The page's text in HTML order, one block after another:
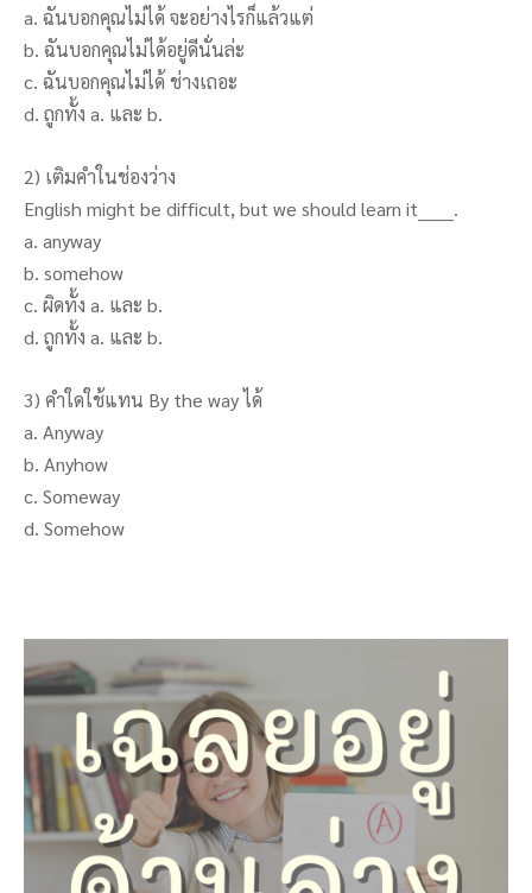
a. ฉันบอกคุณไม่ได้ จะอย่างไรก็แล้วแต่
b. ฉันบอกคุณไม่ได้อยู่ดีนั่นล่ะ
c. ฉันบอกคุณไม่ได้ ช่างเถอะ
d. ถูกทั้ง a. และ b.
2) เติมคำในช่องว่าง
English might be difficult, but we should learn it______.
a. anyway
b. somehow
c. ผิดทั้ง a. และ b.
d. ถูกทั้ง a. และ b.
3) คำใดใช้แทน By the way ได้
a. Anyway
b. Anyhow
c. Someway
d. Somehow